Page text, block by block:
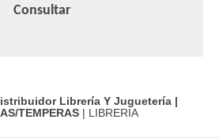
Consultar
Librería Y Juguetería |
TEMPERAS| LIBRERIA